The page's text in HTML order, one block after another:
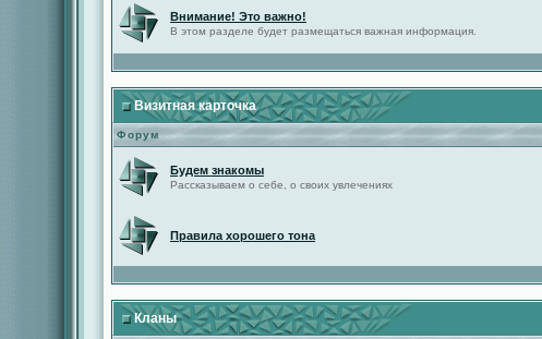
Внимание! Это важно!
В этом разделе будет размещаться важная информация.
Визитная карточка
Форум
Будем знакомы
Рассказываем о себе, о своих увлечениях
Правила хорошего тона
Кланы